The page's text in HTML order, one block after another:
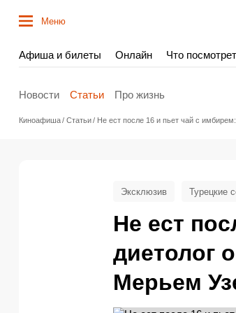
Меню
Афиша и билеты Онлайн Что
Новости Статьи Про жизнь
Киноафиша Статьи Не ест после 16 и пьет чай с
Не ест
диетолог
Мерьем
Эксклюзив Турецкие